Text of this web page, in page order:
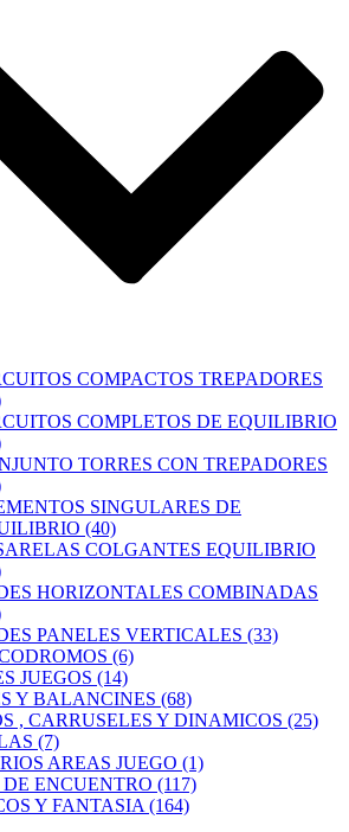
COMPACTOS TREPADORES
COMPLETOS DE EQUILIBRIO
TORRES CON TREPADORES
SINGULARES DE
(40)
COLGANTES EQUILIBRIO
HORIZONTALES COMBINADAS
PANELES VERTICALES (33)
(6)
JUEGOS (14)
Y BALANCINES (68)
, CARRUSELES Y DINAMICOS (25)
(7)
AREAS JUEGO (1)
ENCUENTRO (117)
Y FANTASIA (164)